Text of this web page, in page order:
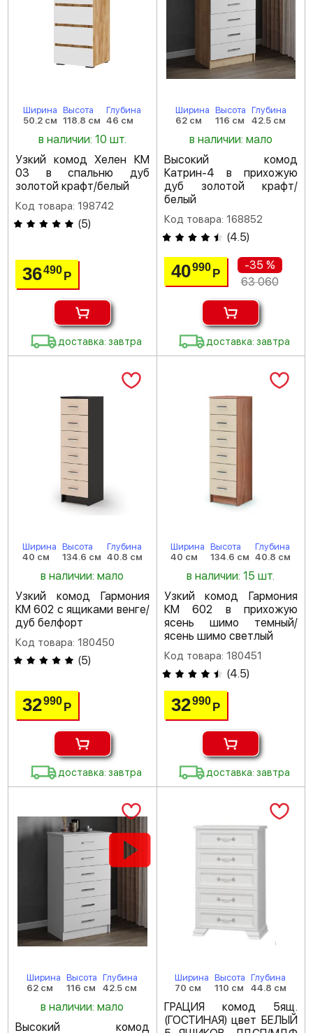
Ширина
50.2 см
Высота
118.8 см
Глубина
46 см
в наличии: 10 шт.
Узкий комод Хелен КМ
03 в спальню дуб
золотой крафт/белый
Код товара: 198742
(5)
36490Р
доставка: завтра
Ширина
62 см
Высота
116 см
Глубина
42.5 см
в наличии: мало
Высокий комод
Катрин-4 в прихожую
дуб золотой крафт/
белый
Код товара: 168852
(4.5)
40990 Р
-35 %
63 060
доставка: завтра
Ширина
40 см
Высота
134.6 см
Глубина
40.8 см
в наличии: мало
Узкий комод Гармония
КМ 602 с ящиками венге/
дуб белфорт
Код товара: 180450
(5)
32990Р
доставка: завтра
Ширина
40 см
Высота
134.6 см
Глубина
40.8 см
в наличии: 15 шт.
Узкий комод Гармония
КМ 602 в прихожую
ясень шимо темный/
ясень шимо светлый
Код товара: 180451
(4.5)
32990 Р
доставка: завтра
Ширина
62 см
Высота
116 см
Глубина
42.5 см
в наличии: мало
Высокий комод
Ширина
70 см
Высота
110 см
Глубина
44.8 см
ГРАЦИЯ комод 5ящ.
(ГОСТИНАЯ) цвет БЕЛЫЙ